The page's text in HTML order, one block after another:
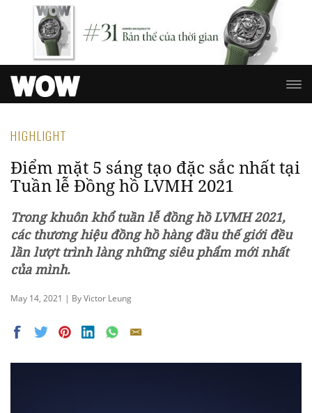
HIGHLIGHT
Điểm mặt 5 sáng tạo đặc sắc nhất tại
Tuần lễ Đồng hồ LVMH 2021
Trong khuôn khổ tuần lễ đồng hồ LVMH 2021,
các thương hiệu đồng hồ hàng đầu thế giới đều
lần lượt trình làng những siêu phẩm mới nhất
của mình.
May 14, 2021 | By Victor Leung